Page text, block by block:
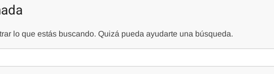
lo que estás buscando. Quizá pueda ayudarte una búsqueda.